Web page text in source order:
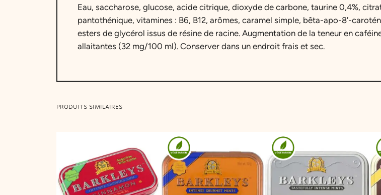
Eau, saccharose, glucose, acide citrique, dioxyde de carbone, taurine 0,4%,
pantothénique, vitamines : B6, B12, arômes, caramel simple, bêta-apo-8′-
esters de glycérol issus de résine de racine. Augmentation de la teneur en
allaitantes (32 mg/100 ml). Conserver dans un endroit frais et sec.
PRODUITS SIMILAIRES